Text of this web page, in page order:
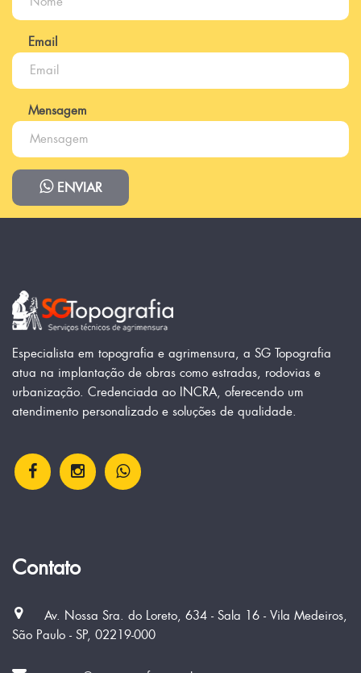
Email
Mensagem
ENVIAR
Especialista em topografia e agrimensura, a SG Topografia
atua na implantação de obras como estradas, rodovias e
urbanização. Credenciada ao INCRA, oferecendo um
atendimento personalizado e soluções de qualidade.
Contato
Av. Nossa Sra. do Loreto, 634 - Sala 16 - Vila Medeiros,
São Paulo - SP, 02219-000